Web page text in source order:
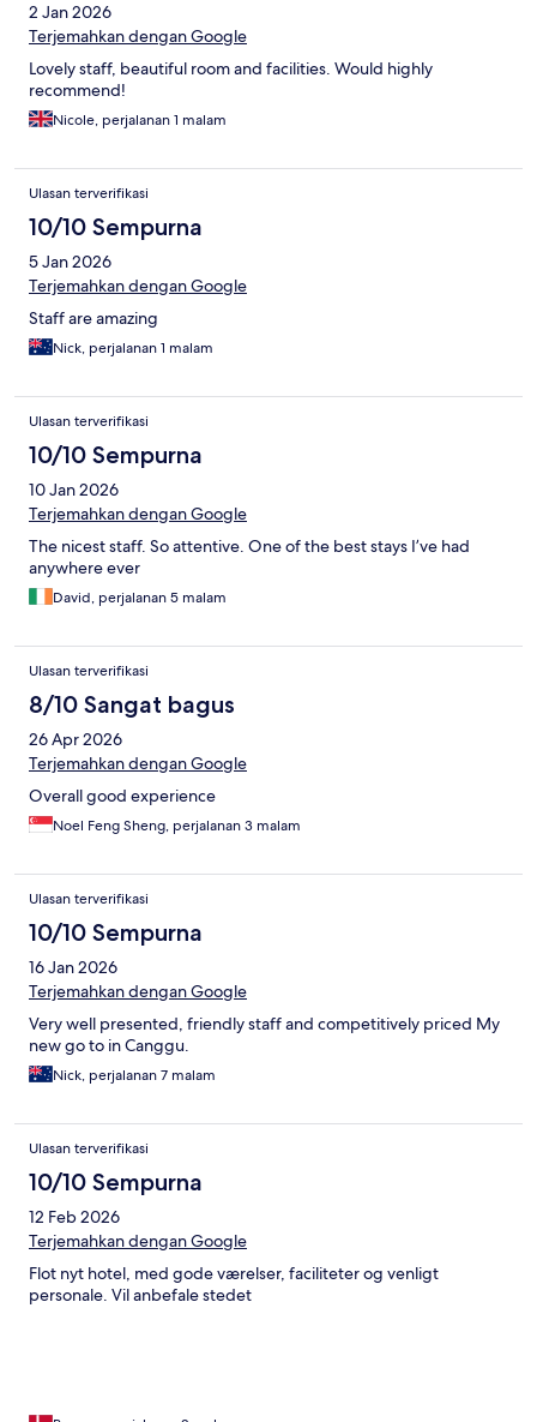
2 Jan 2026
Terjemahkan dengan Google
Lovely staff, beautiful room and facilities. Would highly
recommend!
Nicole, perjalanan 1 malam
Ulasan terverifikasi
10/10 Sempurna
5 Jan 2026
Terjemahkan dengan Google
Staff are amazing
Nick, perjalanan 1 malam
Ulasan terverifikasi
10/10 Sempurna
10 Jan 2026
Terjemahkan dengan Google
The nicest staff. So attentive. One of the best stays I’ve had
anywhere ever
David, perjalanan 5 malam
Ulasan terverifikasi
8/10 Sangat bagus
26 Apr 2026
Terjemahkan dengan Google
Overall good experience
Noel Feng Sheng, perjalanan 3 malam
Ulasan terverifikasi
10/10 Sempurna
16 Jan 2026
Terjemahkan dengan Google
Very well presented, friendly staff and competitively priced My
new go to in Canggu.
Nick, perjalanan 7 malam
Ulasan terverifikasi
10/10 Sempurna
12 Feb 2026
Terjemahkan dengan Google
Flot nyt hotel, med gode værelser, faciliteter og venligt
personale. Vil anbefale stedet